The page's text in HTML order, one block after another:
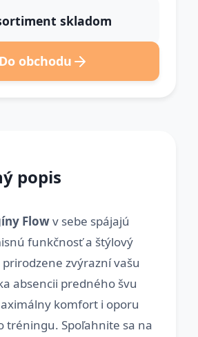
skladom
Do obchodu
popis
Flowv sebe spájajú
funkčnosť a štýlový
zvýrazní vašu
absencii predného švu
komfort i oporu
tréningu. Spoľahnite sa na